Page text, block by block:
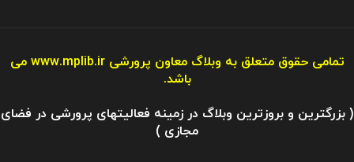
تمامی حقوق متعلق به وبلاگ معاون پرورشیwww.mplib.ir می
باشد.
( بزرگترین و بروزترین وبلاگ در زمینه فعالیتهای پرورشی در فضای
مجازی )